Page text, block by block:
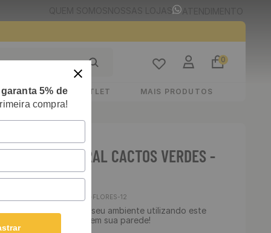
0
OUTLET MAIS PRODUTOS
ADESIVO FLORAL CACTOS VERDES -
CM
GFC-FLORES-12
Lavável - Transforme seu ambiente utilizando este
essa linda estampa em sua parede!
garanta 5% de
compra!